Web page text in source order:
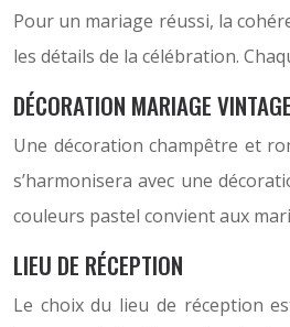
Pour un mariage réussi, la
les détails de la célébration.
DÉCORATION MARIAGE VINTAGE
Une décoration champêtre et
s’harmonisera avec une
couleurs pastel convient aux
LIEU DE RÉCEPTION
Le choix du lieu de réception